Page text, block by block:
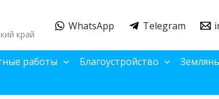
край
WhatsApp Telegram
работы Благоустройство